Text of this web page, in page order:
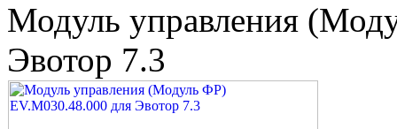
Модуль управления
Эвотор 7.3